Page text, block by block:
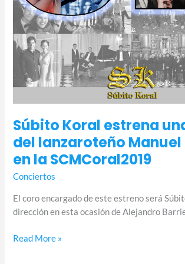
Súbito Koral estrena
del lanzaroteño Manuel
en la SCMCoral2019
Conciertos
El coro encargado de este estreno será
dirección en esta ocasión de Alejandro
Read More »